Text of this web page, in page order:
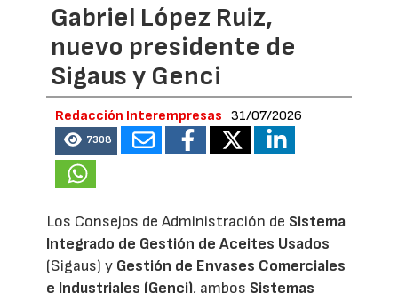
Gabriel López Ruiz,
nuevo presidente de
Sigaus y Genci
Redacción Interempresas 31/07/2026
7308
Los Consejos de Administración de Sistema
Integrado de Gestión de Aceites Usados
(Sigaus) y Gestión de Envases Comerciales
e Industriales (Genci), ambos Sistemas